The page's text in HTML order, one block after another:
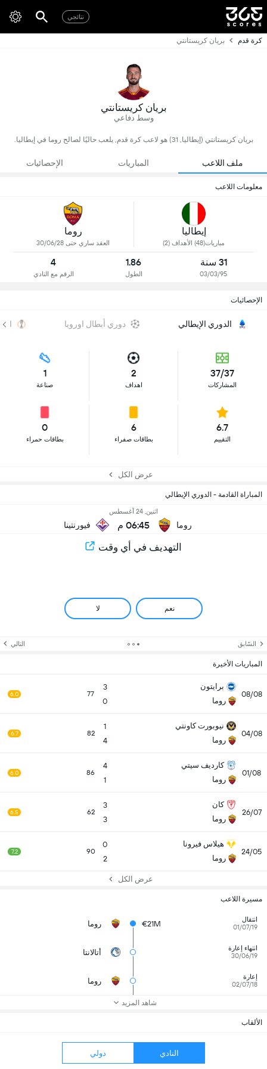
نتائجي
كرة قدم بريان كريستانتي
بريان كريستانتي
وسط دفاعي
بريان كريستانتي (إيطاليا, 31) هو لاعب كرة قدم, يلعب حاليًا لصالح روما في إيطاليا.
ملف اللاعب المباريات الإحصائيات
معلومات اللاعب
إيطاليا
مباريات(48) الأهداف (2)
روما
العقد ساري حتى 30/06/28
31 سنة
03/03/95
1.86
الطول
4
الرقم مع النادي
الإحصائيات
الدوري الإيطالي دوري أبطال اوروبا
37/37
المشاركات
2
اهداف
1
صناعة
6.7
التقييم
6
بطاقات صفراء
0
بطاقات حمراء
عرض الكل
المباراة القادمة - الدوري الإيطالي
روما
اثنين, 24 أغسطس
06:45 م فيورنتينا
التهديف في أي وقت
نعم لا
السّابق التالي
المباريات الأخيرة
08/08
برايتون
روما
3
0
77
6.0
04/08
نيوبورت كاونتي
روما
1
4
82
6.7
01/08
كارديف سيتي
روما
4
1
86
6.0
26/07
كان
روما
3
3
62
6.5
24/05
هيلاس فيرونا
روما
0
2
90
7.2
عرض الكل
مسيرة اللاعب
انتقال
01/07/19
€21M روما
انتهاء إعارة
30/06/19
أتالانتا
إعارة
02/07/18
روما
شاهد المزيد
الألقاب
النادي دولي